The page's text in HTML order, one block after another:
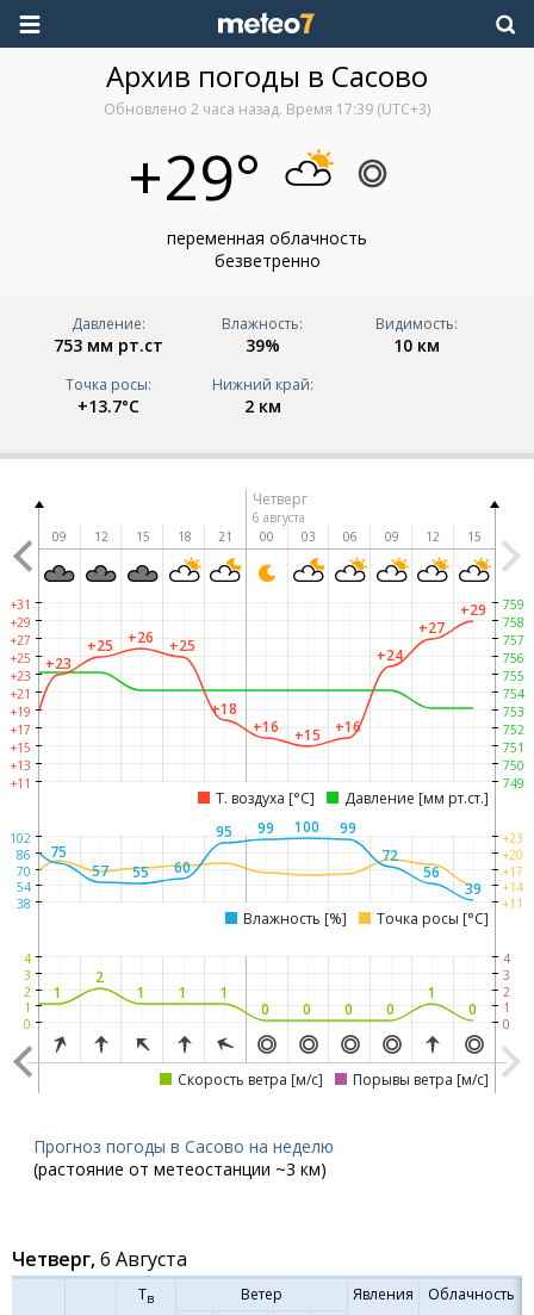
Архив погоды в Сасово
Обновлено 2 часа назад. Время 17:39 (UTC+3)
+29°
переменная облачность
безветренно
Давление:
753 мм рт.ст
Влажность:
39%
Видимость:
10 км
Точка росы:
+13.7°C
Нижний край:
2 км
09 12 15 18 21
Четверг
6 августа
00
03 06 09 12 15
+14
+23
+25 +26 +25
+18
+16
+15 +16
+24
+27
+29
75
57
55 60
95 99 100
99
72
56
39
1
2
1 1
1
0
0 0 0
1
0
759
758
757
756
755
754
753
752
751
750
749
+31
+29
+27
+25
+23
+21
+19
+17
+15
+13
+11
Давление [мм рт.ст.]
Т. воздуха [°C]
+23
+20
+17
+14
+11
102
86
70
54
38
Точка росы [°C]
Влажность [%]
4
3
2
1
0
4
3
2
1
0
Порывы ветра [м/с]
Скорость ветра [м/с]
Прогноз погоды в Сасово на неделю
(растояние от метеостанции ~3 км)
Четверг,6 Августа
Тв Ветер Явления
Облачность